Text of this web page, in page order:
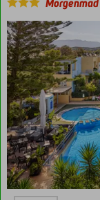
Morgenmad